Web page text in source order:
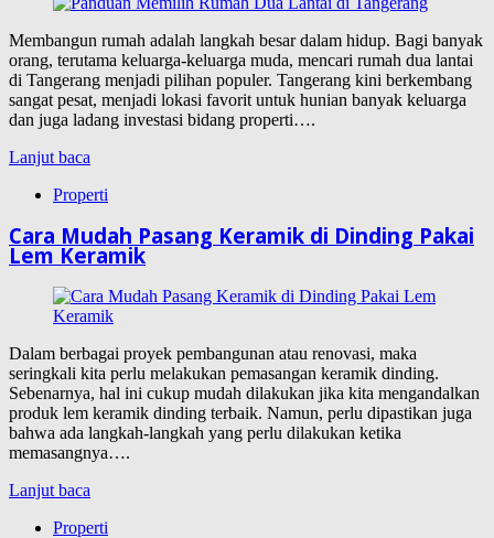
Membangun rumah adalah langkah besar dalam hidup. Bagi banyak
orang, terutama keluarga-keluarga muda, mencari rumah dua lantai
di Tangerang menjadi pilihan populer. Tangerang kini berkembang
sangat pesat, menjadi lokasi favorit untuk hunian banyak keluarga
dan juga ladang investasi bidang properti….
Lanjut baca
Properti
Cara Mudah Pasang Keramik di Dinding Pakai
Lem Keramik
Dalam berbagai proyek pembangunan atau renovasi, maka
seringkali kita perlu melakukan pemasangan keramik dinding.
Sebenarnya, hal ini cukup mudah dilakukan jika kita mengandalkan
produk lem keramik dinding terbaik. Namun, perlu dipastikan juga
bahwa ada langkah-langkah yang perlu dilakukan ketika
memasangnya….
Lanjut baca
Properti